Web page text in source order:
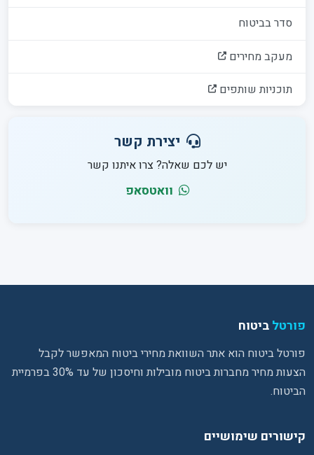
סדר בביטוח
מעקב מחירים
תוכניות שותפים
יצירת קשר
יש לכם שאלה? צרו איתנו קשר
וואטסאפ
פורטל ביטוח
פורטל ביטוח הוא אתר השוואת מחירי ביטוח המאפשר לקבל
הצעות מחיר מחברות ביטוח מובילות וחיסכון של עד 30% בפרמיית
הביטוח.
קישורים שימושיים